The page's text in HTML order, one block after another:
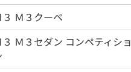
Ｍ３クーペ
Ｍ３セダン コンペティショ